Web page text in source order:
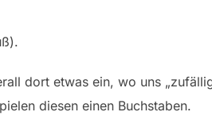
dort etwas ein, wo uns
diesen einen Buchstaben.